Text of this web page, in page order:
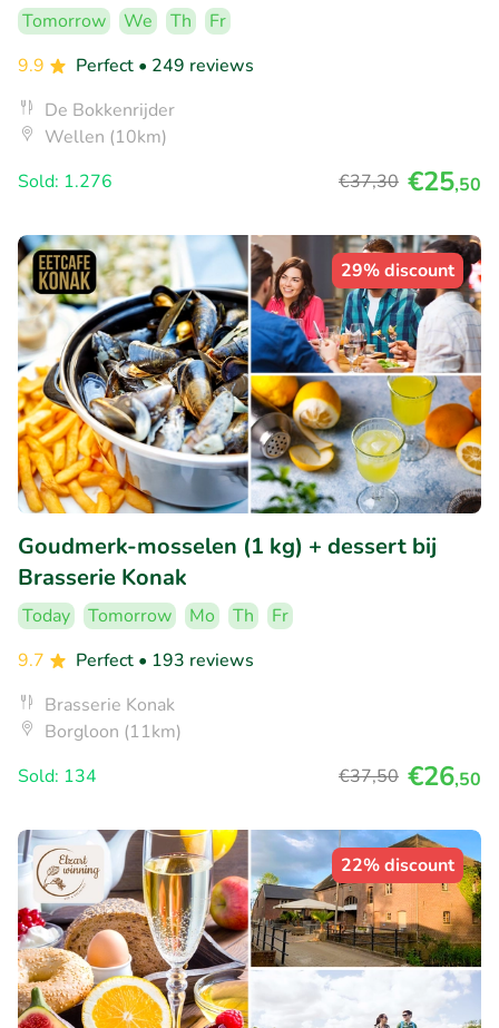
Tomorrow We Th
Fr
9.9
Perfect • 249 reviews
De Bokkenrijder
Wellen (10km)
Sold: 1.276
€37,30 €25,50
29% discount
Goudmerk-mosselen (1 kg) + dessert bij
Brasserie Konak
Today Tomorrow Mo Th
Fr
9.7
Perfect • 193 reviews
Brasserie Konak
Borgloon (11km)
Sold: 134
€37,50 €26,50
22% discount